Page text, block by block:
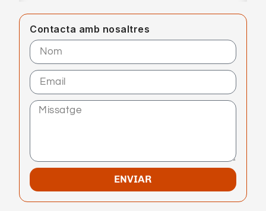
Contacta amb nosaltres
ENVIAR